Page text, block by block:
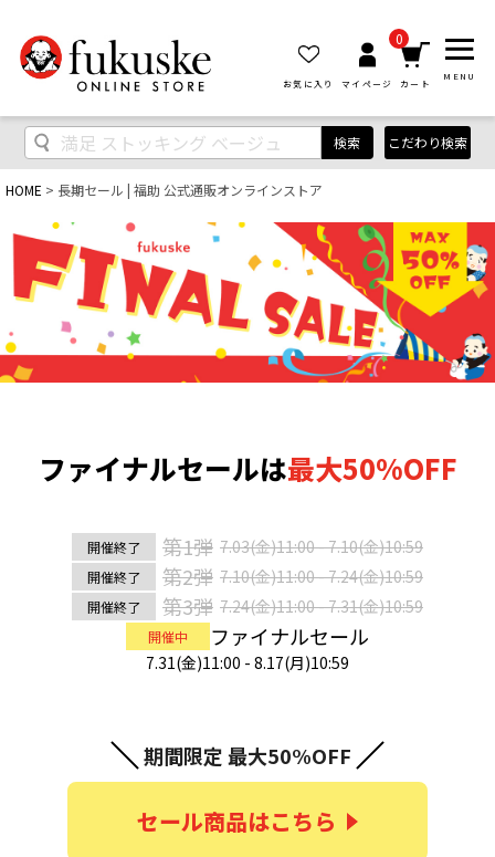
お気に入り マイページ
0
カート
MENU
検索 こだわり検索
HOME 長期セール | 福助 公式通販オンラインストア
ファイナルセールは最大50%OFF
開催終了 第1弾 7.03(金)11:00 - 7.10(金)10:59
開催終了 第2弾 7.10(金)11:00 - 7.24(金)10:59
開催終了 第3弾 7.24(金)11:00 - 7.31(金)10:59
開催中 ファイナルセール
7.31(金)11:00 - 8.17(月)10:59
期間限定 最大50%OFF
セール商品はこちら